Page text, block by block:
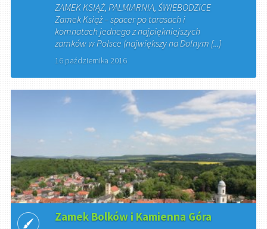
ZAMEK KSIĄŻ, PALMIARNIA, ŚWIEBODZICE
Zamek Książ – spacer po tarasach i
komnatach jednego z najpiękniejszych
zamków w Polsce (największy na Dolnym [...]
16 października 2016
Zamek Bolków i Kamienna Góra